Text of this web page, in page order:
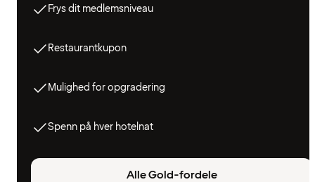
Frys dit medlemsniveau
Restaurantkupon
Mulighed for opgradering
Spenn på hver hotelnat
Alle Gold-fordele